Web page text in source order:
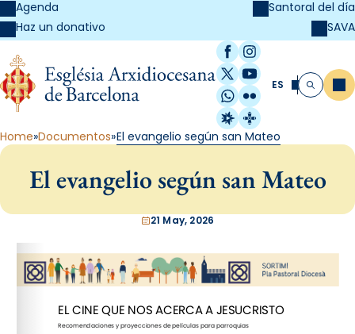
Agenda
Haz un donativo
Santoral del día
SAVA
Facebook
Instagram
X / Twitter
YouTube
WhatsApp
Flickr
Radio Estel
Catalunya
ES Buscar
Home Documentos El evangelio según san Mateo
El evangelio según san Mateo
21 May, 2026